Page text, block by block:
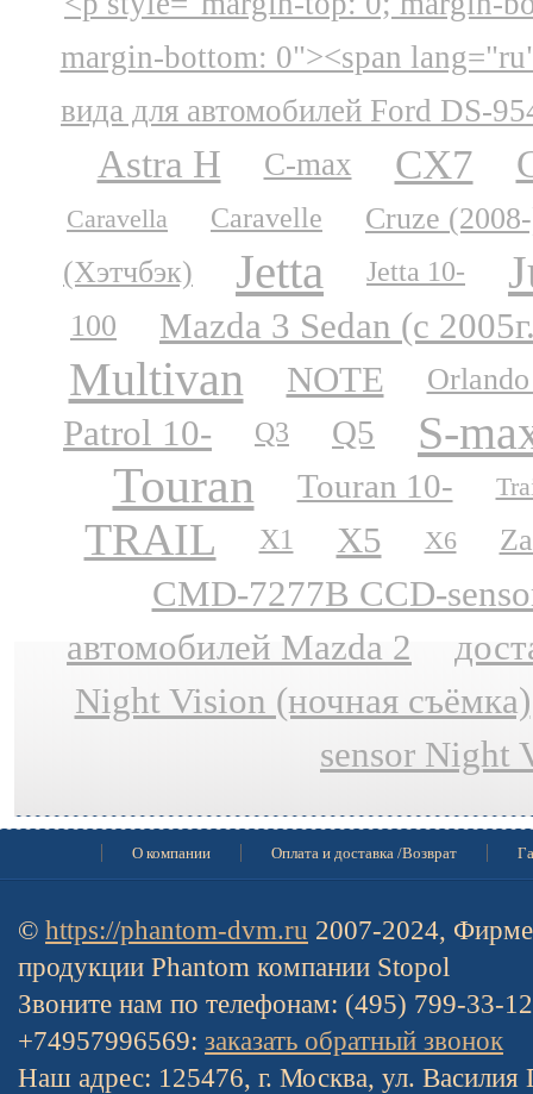
margin-bottom: 0"><span
вида для автомобилей Ford DS-
Astra H C-max CX7
Caravella Caravelle
Cruze
(Хэтчбэк)
Jetta Jetta 10-
100 Mazda 3 Sedan (с
Multivan NOTE
Patrol 10- Q3 Q5 S-
Touran Touran 10-
TRAIL X1 X5 X6
CMD-7277B CCD-
автомобилей Mazda 2
Night Vision (ночная съёмка)
sensor Night
О компании Оплата и доставка /Возврат
© https://phantom-dvm.ru 2007-2024,
продукции Phantom компании Stopol
Звоните нам по телефонам: (495) 799-33-
+74957996569: заказать обратный звонок
Наш адрес: 125476, г. Москва, ул. Василия